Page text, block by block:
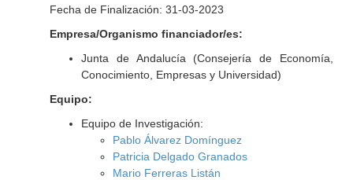
Fecha de Finalización: 31-03-2023
Empresa/Organismo financiador/es:
Junta de Andalucía (Consejería de Economía,
Conocimiento, Empresas y Universidad)
Equipo:
Equipo de Investigación:
Pablo Álvarez Domínguez
Patricia Delgado Granados
Mario Ferreras Listán